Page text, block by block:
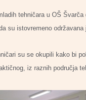
tehničara u OŠ
su istovremeno
su se okupili kako bi
iz raznih područja